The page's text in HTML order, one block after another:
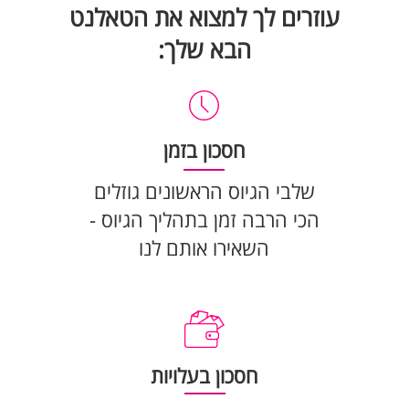
שלבי הגיוס הראשונים גוזלים
הכי הרבה זמן בתהליך הגיוס -
השאירו אותם לנו
חסכון בזמן
חסכון בעלויות
עוזרים לך למצוא את הטאלנט
הבא שלך: